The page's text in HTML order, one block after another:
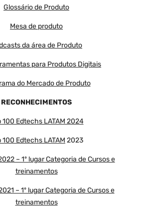
Glossário de Produto
Mesa de produto
da área de Produto
para Produtos Digitais
do Mercado de Produto
RECONHECIMENTOS
100 Edtechs LATAM 2024
100 Edtechs LATAM 2023
– 1º lugar Categoria de Cursos e
treinamentos
– 1º lugar Categoria de Cursos e
treinamentos